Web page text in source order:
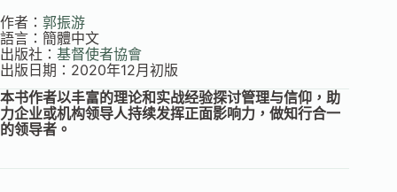
作者： 郭振游
語言：簡體中文
出版社： 基督使者協會
出版日期：2020年12月初版
本书作者以丰富的理论和实战经验探讨管理与信仰，助
力企业或机构领导人持续发挥正面影响力，做知行合一
的领导者。